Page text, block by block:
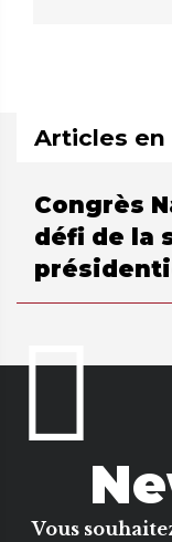
Articles en
Congrès
défi de la
Vous